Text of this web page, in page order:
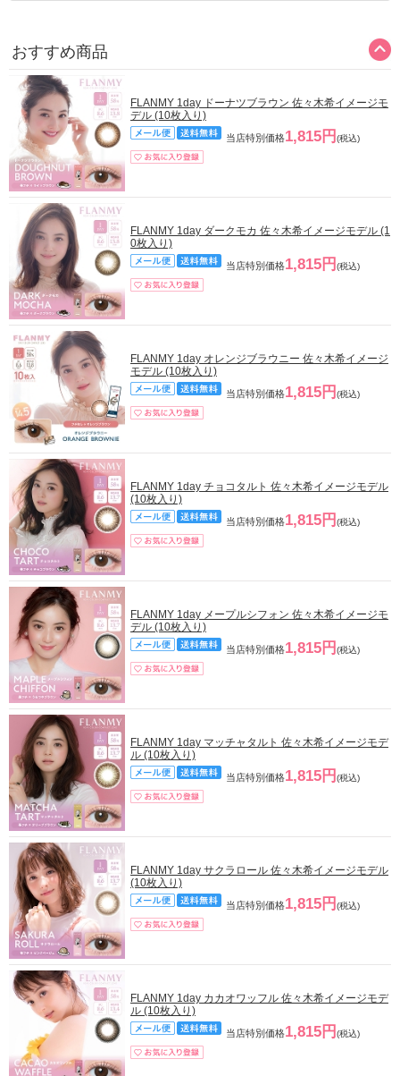
おすすめ商品
FLANMY 1day ドーナツブラウン 佐々木希イメージモ
デル (10枚入り)
当店特別価格1,815円 (税込)
FLANMY 1day ダークモカ 佐々木希イメージモデル (1
0枚入り)
当店特別価格1,815円 (税込)
FLANMY 1day オレンジブラウニー 佐々木希イメージ
モデル (10枚入り)
当店特別価格1,815円 (税込)
FLANMY 1day チョコタルト 佐々木希イメージモデル
(10枚入り)
当店特別価格1,815円 (税込)
FLANMY 1day メープルシフォン 佐々木希イメージモ
デル (10枚入り)
当店特別価格1,815円 (税込)
FLANMY 1day マッチャタルト 佐々木希イメージモデ
ル (10枚入り)
当店特別価格1,815円 (税込)
FLANMY 1day サクラロール 佐々木希イメージモデル
(10枚入り)
当店特別価格1,815円 (税込)
FLANMY 1day カカオワッフル 佐々木希イメージモデ
ル (10枚入り)
当店特別価格1,815円 (税込)